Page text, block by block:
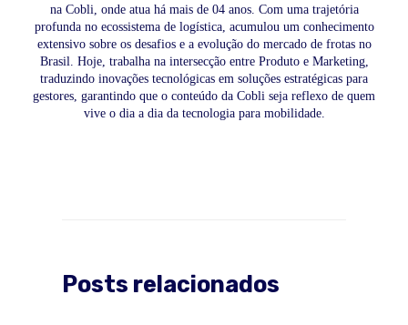
na Cobli, onde atua há mais de 04 anos. Com uma trajetória
profunda no ecossistema de logística, acumulou um conhecimento
extensivo sobre os desafios e a evolução do mercado de frotas no
Brasil. Hoje, trabalha na intersecção entre Produto e Marketing,
traduzindo inovações tecnológicas em soluções estratégicas para
gestores, garantindo que o conteúdo da Cobli seja reflexo de quem
vive o dia a dia da tecnologia para mobilidade.
Posts relacionados